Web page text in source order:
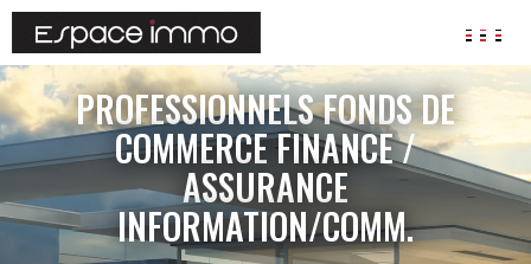
AGENCES
ANNONCES
VIAGER
IMMOBILIER D'ENTREPRISE
Locaux commerciaux
PROFESSIONNELS FONDS DE
COMMERCE FINANCE /
ASSURANCE
INFORMATION/COMM.